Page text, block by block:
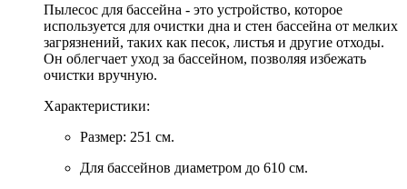
Пылесос для бассейна - это устройство, которое
используется для очистки дна и стен бассейна от мелких
загрязнений, таких как песок, листья и другие отходы.
Он облегчает уход за бассейном, позволяя избежать
очистки вручную.
Характеристики:
Размер: 251 см.
Для бассейнов диаметром до 610 см.